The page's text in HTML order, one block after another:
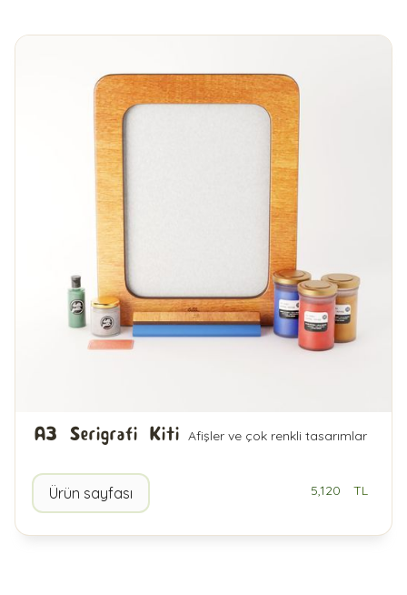
A3 Serigrafi Kiti Afişler ve çok renkli tasarımlar
Ürün sayfası 5,120 TL